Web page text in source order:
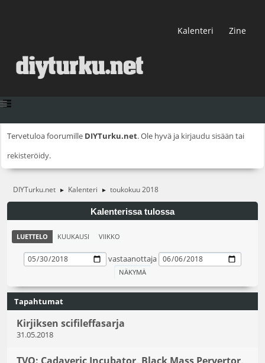
Kalenteri Zine
Tervetuloa foorumille DIYTurku.net. Ole hyvä ja kirjaudu sisään tai
rekisteröidy.
DIYTurku.net ► Kalenteri ► toukokuu 2018
Kalenterissa tulossa
LUETTELO KUUKAUSI VIIKKO
vastaanottaja
Tapahtumat
Kirjiksen scifileffasarja
31.05.2018